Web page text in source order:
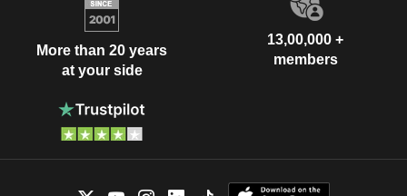
More than 20 years
at your side
13,00,000 +
members